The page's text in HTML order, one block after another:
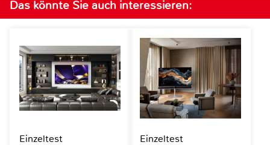
Das könnte Sie auch interessieren:
Einzeltest Einzeltest